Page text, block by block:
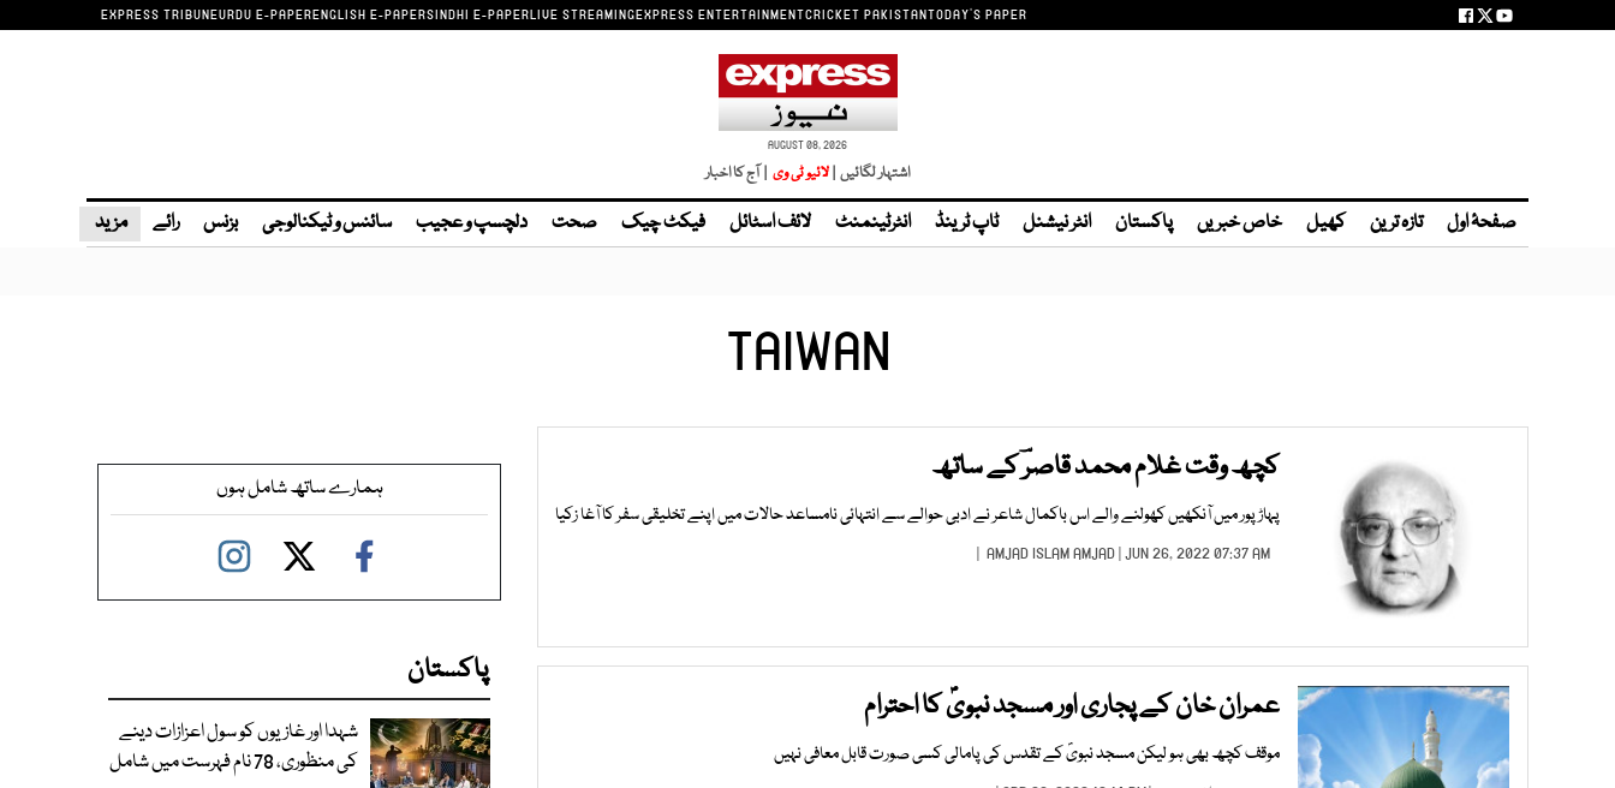
EXPRESS TRIBUNEURDU E-PAPERENGLISH E-PAPERSINDHI E-PAPERLIVE STREAMINGEXPRESS ENTERTAINMENTCRICKET PAKISTANTODAY'S PAPER
AUGUST 08, 2026
اشتہار لگائیں |لائیو ٹی وی | آج کا اخبار
صفحۂ اول تازہ ترین کھیل خاص خبریں پاکستان انٹر نیشنل ٹاپ ٹرینڈ انٹرٹینمنٹ لائف اسٹائل فیکٹ چیک صحت دلچسپ و عجیب سائنس و ٹیکنالوجی بزنس رائے مزید
TAIWAN
کچھ وقت غلام محمد قاصرؔ کے ساتھ
پہاڑپور میں آنکھیں کھولنے والے اس باکمال شاعر نے ادبی حوالے سے انتہائی نامساعد حالات میں اپنے تخلیقی سفر کا آغا زکیا
AMJAD ISLAM AMJAD| JUN 26, 2022 07:37 AM |
عمران خان کے پجاری اور مسجد نبویؐ کا احترام
موقف کچھ بھی ہو لیکن مسجد نبویؐ کے تقدس کی پامالی کسی صورت قابل معافی نہیں
ہمارے ساتھ شامل ہوں
پاکستان
شہدا اور غازیوں کو سول اعزازات دینے
کی منظوری، 78 نام فہرست میں شامل